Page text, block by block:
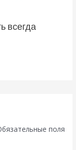
всегда
поля